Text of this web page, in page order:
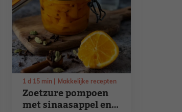
Zoetzure pompoen
met sinaasappel en
1 d 15 min Makkelijke recepten